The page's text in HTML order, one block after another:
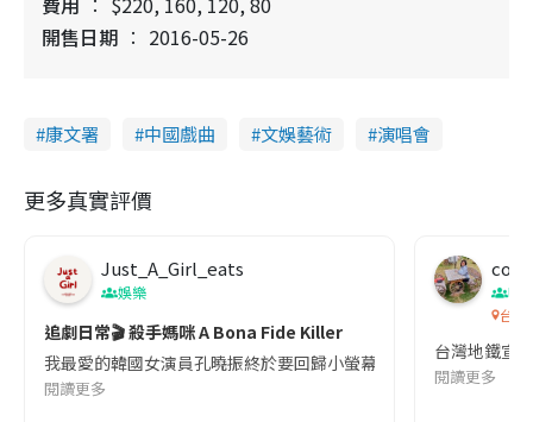
開售日期
2016-05-26
康文署 中國戲曲 文娛藝術 演唱會
更多真實評價
Just_A_Girl_eats
娛樂
追劇日常🎬 殺手媽咪 A Bona Fide Killer
我最愛的韓國女演員孔曉振終於要回歸小螢幕啦!這次的劇本改編
閱讀更多
co
吹
台灣
台灣地鐵宣
閱讀更多